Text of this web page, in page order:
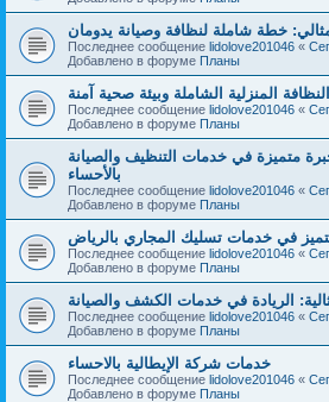
خطة شاملة لنظافة وصيانة يدومان
Последнее сообщение lidolove201046 «
Добавлено в форуме Планы
المنزلية الشاملة وبيئة صحية آمنة
Последнее сообщение lidolove201046 «
Добавлено в форуме Планы
متميزة في خدمات التنظيف والصيانة
بالأحساء
Последнее сообщение lidolove201046 «
Добавлено в форуме Планы
في خدمات تسليك المجاري بالرياض
Последнее сообщение lidolove201046 «
Добавлено в форуме Планы
الريادة في خدمات الكشف والصيانة
Последнее сообщение lidolove201046 «
Добавлено в форуме Планы
خدمات شركة الإيطالية بالاحساء
Последнее сообщение lidolove201046 «
Добавлено в форуме Планы